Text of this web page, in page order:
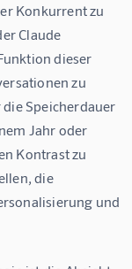
Konkurrent zu
Claude
dieser
zu
Speicherdauer
Jahr oder
Kontrast zu
die
und